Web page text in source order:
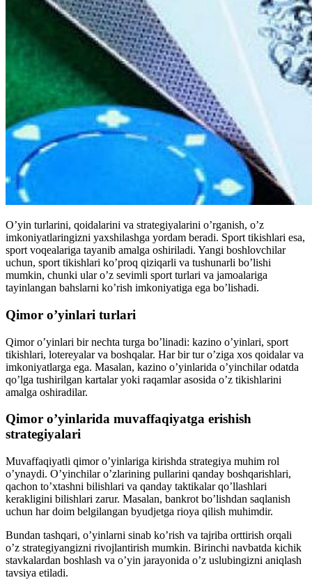
O’yin turlarini, qoidalarini va strategiyalarini o’rganish, o’z
imkoniyatlaringizni yaxshilashga yordam beradi. Sport tikishlari esa,
sport voqealariga tayanib amalga oshiriladi. Yangi boshlovchilar
uchun, sport tikishlari ko’proq qiziqarli va tushunarli bo’lishi
mumkin, chunki ular o’z sevimli sport turlari va jamoalariga
tayinlangan bahslarni ko’rish imkoniyatiga ega bo’lishadi.
Qimor o’yinlari turlari
Qimor o’yinlari bir nechta turga bo’linadi: kazino o’yinlari, sport
tikishlari, lotereyalar va boshqalar. Har bir tur o’ziga xos qoidalar va
imkoniyatlarga ega. Masalan, kazino o’yinlarida o’yinchilar odatda
qo’lga tushirilgan kartalar yoki raqamlar asosida o’z tikishlarini
amalga oshiradilar.
Qimor o’yinlarida muvaffaqiyatga erishish
strategiyalari
Muvaffaqiyatli qimor o’yinlariga kirishda strategiya muhim rol
o’ynaydi. O’yinchilar o’zlarining pullarini qanday boshqarishlari,
qachon to’xtashni bilishlari va qanday taktikalar qo’llashlari
kerakligini bilishlari zarur. Masalan, bankrot bo’lishdan saqlanish
uchun har doim belgilangan byudjetga rioya qilish muhimdir.
Bundan tashqari, o’yinlarni sinab ko’rish va tajriba orttirish orqali
o’z strategiyangizni rivojlantirish mumkin. Birinchi navbatda kichik
stavkalardan boshlash va o’yin jarayonida o’z uslubingizni aniqlash
tavsiya etiladi.